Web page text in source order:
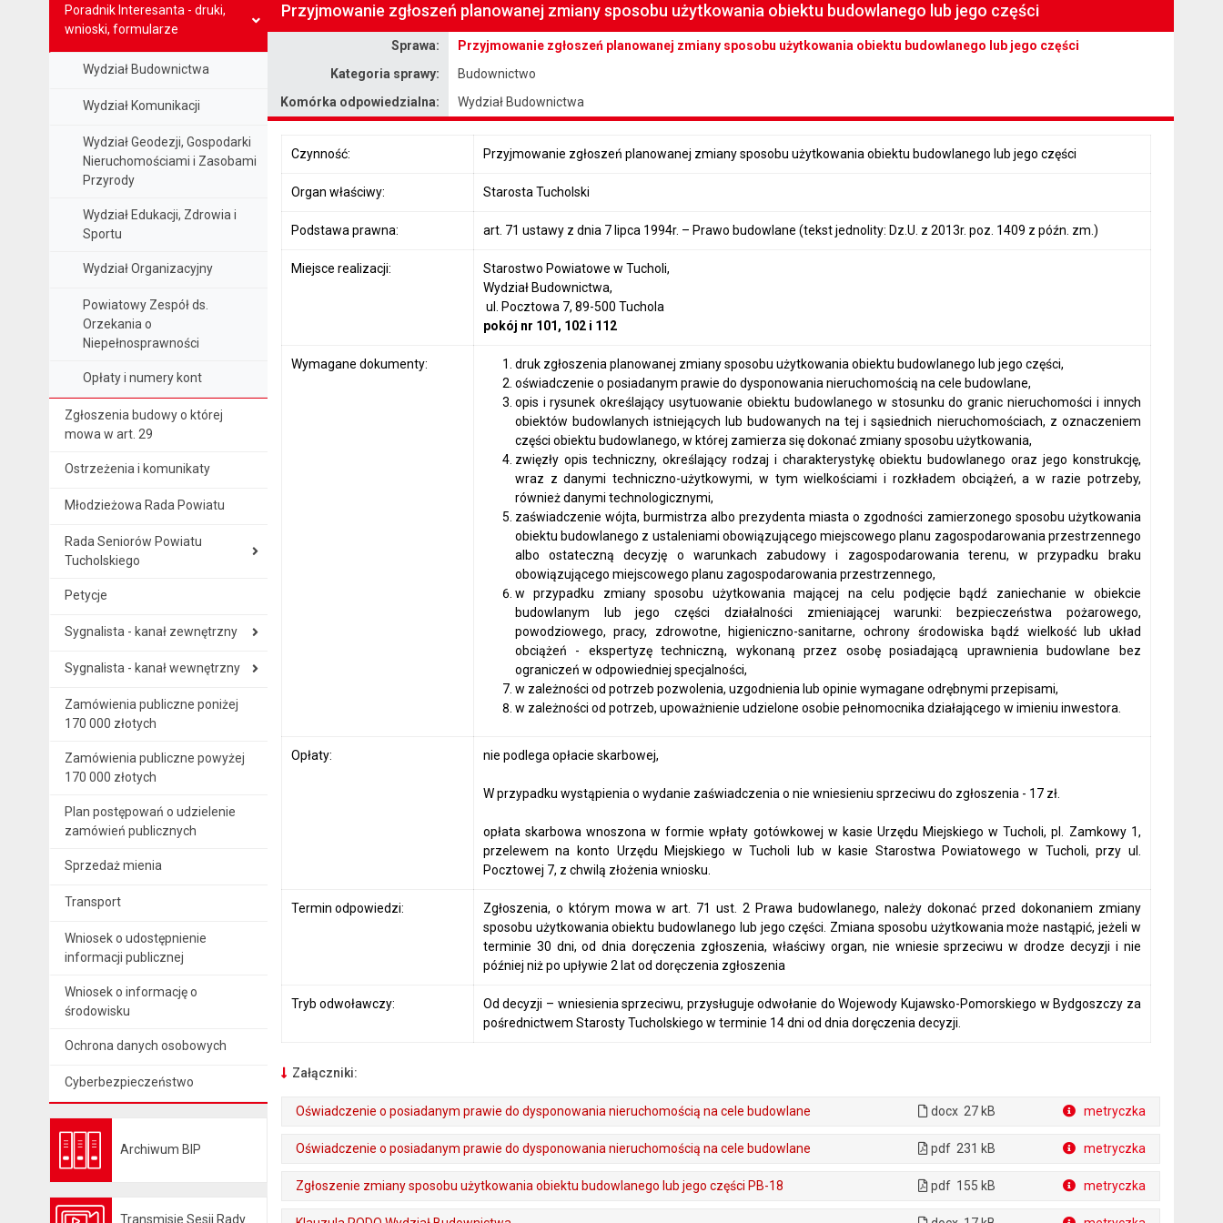
Poradnik Interesanta - druki,
wnioski, formularze
Wydział Budownictwa
Wydział Komunikacji
Wydział Geodezji, Gospodarki
Nieruchomościami i Zasobami
Przyrody
Wydział Edukacji, Zdrowia i
Sportu
Wydział Organizacyjny
Powiatowy Zespół ds.
Orzekania o
Niepełnosprawności
Opłaty i numery kont
Zgłoszenia budowy o której
mowa w art. 29
Ostrzeżenia i komunikaty
Młodzieżowa Rada Powiatu
Rada Seniorów Powiatu
Tucholskiego
Petycje
Sygnalista - kanał zewnętrzny
Sygnalista - kanał wewnętrzny
Zamówienia publiczne poniżej
170 000 złotych
Zamówienia publiczne powyżej
170 000 złotych
Plan postępowań o udzielenie
zamówień publicznych
Sprzedaż mienia
Transport
Wniosek o udostępnienie
informacji publicznej
Wniosek o informację o
środowisku
Ochrona danych osobowych
Cyberbezpieczeństwo
Archiwum BIP
Transmisje Sesji Rady
Przyjmowanie zgłoszeń planowanej zmiany sposobu użytkowania obiektu budowlanego lub jego części
Sprawa:
Przyjmowanie zgłoszeń planowanej zmiany sposobu użytkowania obiektu budowlanego lub jego części
Kategoria sprawy:
Budownictwo
Komórka odpowiedzialna:
Wydział Budownictwa
Czynność: Przyjmowanie zgłoszeń planowanej zmiany sposobu użytkowania obiektu budowlanego lub jego części
Organ właściwy: Starosta Tucholski
Podstawa prawna: art. 71 ustawy z dnia 7 lipca 1994r. – Prawo budowlane (tekst jednolity: Dz.U. z 2013r. poz. 1409 z późn. zm.)
Miejsce realizacji:
Starostwo Powiatowe w Tucholi,
Wydział Budownictwa,
ul. Pocztowa 7, 89-500 Tuchola
pokój nr 101, 102 i 112
Wymagane dokumenty:
druk zgłoszenia planowanej zmiany sposobu użytkowania obiektu budowlanego lub jego części,
oświadczenie o posiadanym prawie do dysponowania nieruchomością na cele budowlane,
opis i rysunek określający usytuowanie obiektu budowlanego w stosunku do granic nieruchomości i innych
obiektów budowlanych istniejących lub budowanych na tej i sąsiednich nieruchomościach, z oznaczeniem
części obiektu budowlanego, w której zamierza się dokonać zmiany sposobu użytkowania,
zwięzły opis techniczny, określający rodzaj i charakterystykę obiektu budowlanego oraz jego konstrukcję,
wraz z danymi techniczno-użytkowymi, w tym wielkościami i rozkładem obciążeń, a w razie potrzeby,
również danymi technologicznymi,
zaświadczenie wójta, burmistrza albo prezydenta miasta o zgodności zamierzonego sposobu użytkowania
obiektu budowlanego z ustaleniami obowiązującego miejscowego planu zagospodarowania przestrzennego
albo ostateczną decyzję o warunkach zabudowy i zagospodarowania terenu, w przypadku braku
obowiązującego miejscowego planu zagospodarowania przestrzennego,
w przypadku zmiany sposobu użytkowania mającej na celu podjęcie bądź zaniechanie w obiekcie
budowlanym lub jego części działalności zmieniającej warunki: bezpieczeństwa pożarowego,
powodziowego, pracy, zdrowotne, higieniczno-sanitarne, ochrony środowiska bądź wielkość lub układ
obciążeń - ekspertyzę techniczną, wykonaną przez osobę posiadającą uprawnienia budowlane bez
ograniczeń w odpowiedniej specjalności,
w zależności od potrzeb pozwolenia, uzgodnienia lub opinie wymagane odrębnymi przepisami,
w zależności od potrzeb, upoważnienie udzielone osobie pełnomocnika działającego w imieniu inwestora.
Opłaty: nie podlega opłacie skarbowej,
W przypadku wystąpienia o wydanie zaświadczenia o nie wniesieniu sprzeciwu do zgłoszenia - 17 zł.
opłata skarbowa wnoszona w formie wpłaty gotówkowej w kasie Urzędu Miejskiego w Tucholi, pl. Zamkowy 1,
przelewem na konto Urzędu Miejskiego w Tucholi lub w kasie Starostwa Powiatowego w Tucholi, przy ul.
Pocztowej 7, z chwilą złożenia wniosku.
Termin odpowiedzi:
Zgłoszenia, o którym mowa w art. 71 ust. 2 Prawa budowlanego, należy dokonać przed dokonaniem zmiany
sposobu użytkowania obiektu budowlanego lub jego części. Zmiana sposobu użytkowania może nastąpić, jeżeli w
terminie 30 dni, od dnia doręczenia zgłoszenia, właściwy organ, nie wniesie sprzeciwu w drodze decyzji i nie
później niż po upływie 2 lat od doręczenia zgłoszenia
Tryb odwoławczy:
Od decyzji – wniesienia sprzeciwu, przysługuje odwołanie do Wojewody Kujawsko-Pomorskiego w Bydgoszczy za
pośrednictwem Starosty Tucholskiego w terminie 14 dni od dnia doręczenia decyzji.
Załączniki:
Oświadczenie o posiadanym prawie do dysponowania nieruchomością na cele budowlane docx 27 kB metryczka
Oświadczenie o posiadanym prawie do dysponowania nieruchomością na cele budowlane pdf 231 kB metryczka
Zgłoszenie zmiany sposobu użytkowania obiektu budowlanego lub jego części PB-18 pdf 155 kB metryczka